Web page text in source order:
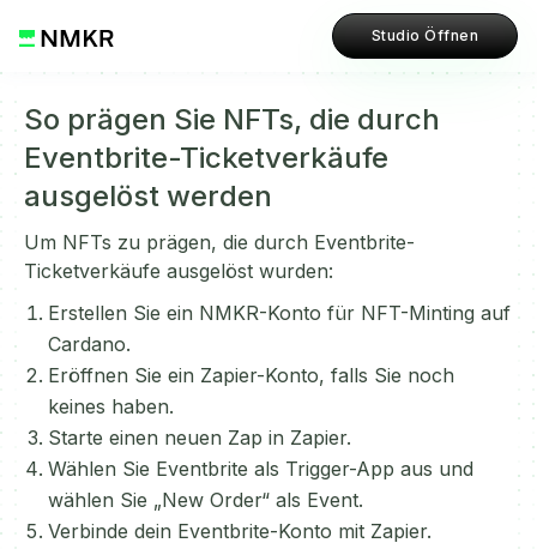
Studio Öffnen
So prägen Sie NFTs, die durch
Eventbrite-Ticketverkäufe
ausgelöst werden
Um NFTs zu prägen, die durch Eventbrite-
Ticketverkäufe ausgelöst wurden:
Erstellen Sie ein NMKR-Konto für NFT-Minting auf
Cardano.
Eröffnen Sie ein Zapier-Konto, falls Sie noch
keines haben.
Starte einen neuen Zap in Zapier.
Wählen Sie Eventbrite als Trigger-App aus und
wählen Sie „New Order“ als Event.
Verbinde dein Eventbrite-Konto mit Zapier.